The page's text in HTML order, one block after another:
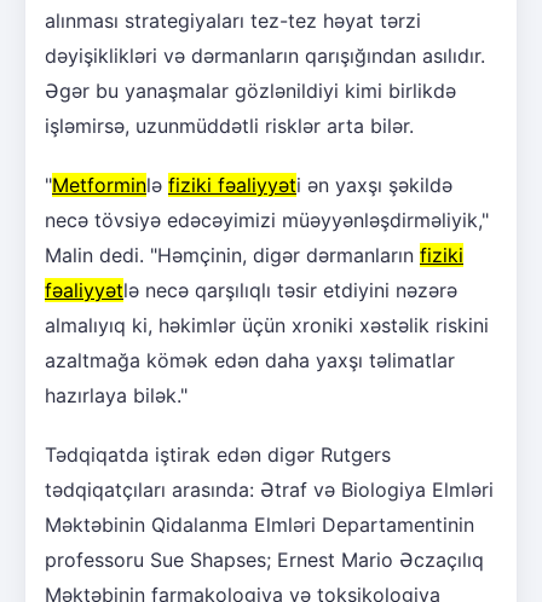
alınması strategiyaları tez-tez həyat tərzi
dəyişiklikləri və dərmanların qarışığından asılıdır.
Əgər bu yanaşmalar gözlənildiyi kimi birlikdə
işləmirsə, uzunmüddətli risklər arta bilər.
"Metforminlə fiziki fəaliyyəti ən yaxşı şəkildə
necə tövsiyə edəcəyimizi müəyyənləşdirməliyik,"
Malin dedi. "Həmçinin, digər dərmanların fiziki
fəaliyyətlə necə qarşılıqlı təsir etdiyini nəzərə
almalıyıq ki, həkimlər üçün xroniki xəstəlik riskini
azaltmağa kömək edən daha yaxşı təlimatlar
hazırlaya bilək."
Tədqiqatda iştirak edən digər Rutgers
tədqiqatçıları arasında: Ətraf və Biologiya Elmləri
Məktəbinin Qidalanma Elmləri Departamentinin
professoru Sue Shapses; Ernest Mario Əczaçılıq
Məktəbinin farmakologiya və toksikologiya